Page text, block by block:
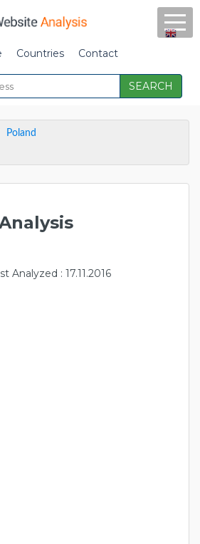
Countries Contact
SEARCH
Poland
Analyzed : 17.11.2016